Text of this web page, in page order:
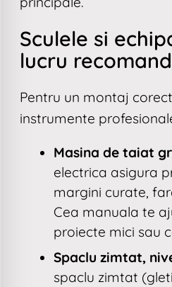
Sculele si
lucru
Pentru un montaj
instrumente
Masina de taiat
electrica asigura
margini curate,
Cea manuala te
proiecte mici sau
Spaclu zimtat,
spaclu zimtat